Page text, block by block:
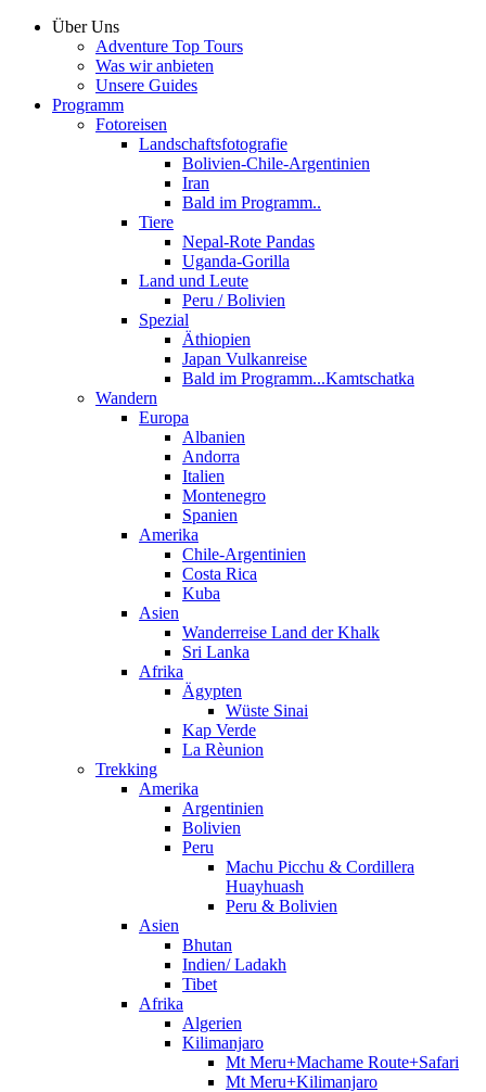
Über Uns
Adventure Top Tours
Was wir anbieten
Unsere Guides
Programm
Fotoreisen
Landschaftsfotografie
Bolivien-Chile-Argentinien
Iran
Bald im Programm..
Tiere
Nepal-Rote Pandas
Uganda-Gorilla
Land und Leute
Peru / Bolivien
Spezial
Äthiopien
Japan Vulkanreise
Bald im Programm...Kamtschatka
Wandern
Europa
Albanien
Andorra
Italien
Montenegro
Spanien
Amerika
Chile-Argentinien
Costa Rica
Kuba
Asien
Wanderreise Land der Khalk
Sri Lanka
Afrika
Ägypten
Wüste Sinai
Kap Verde
La Rèunion
Trekking
Amerika
Argentinien
Bolivien
Peru
Machu Picchu & Cordillera
Huayhuash
Peru & Bolivien
Asien
Bhutan
Indien/ Ladakh
Tibet
Afrika
Algerien
Kilimanjaro
Mt Meru+Machame Route+Safari
Mt Meru+Kilimanjaro